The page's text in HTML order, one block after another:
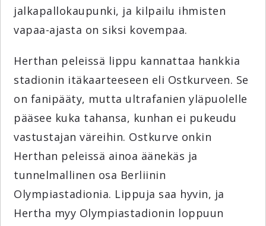
jalkapallokaupunki, ja kilpailu ihmisten
vapaa-ajasta on siksi kovempaa.
Herthan peleissä lippu kannattaa hankkia
stadionin itäkaarteeseen eli Ostkurveen. Se
on fanipääty, mutta ultrafanien yläpuolelle
pääsee kuka tahansa, kunhan ei pukeudu
vastustajan väreihin. Ostkurve onkin
Herthan peleissä ainoa äänekäs ja
tunnelmallinen osa Berliinin
Olympiastadionia. Lippuja saa hyvin, ja
Hertha myy Olympiastadionin loppuun